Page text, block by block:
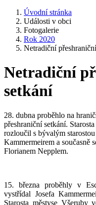
Úvodní stránka
Události v obci
Fotogalerie
Rok 2020
Netradiční
Netradiční
setkání
28. dubna proběhlo na
přeshraniční setkání.
rozloučil s bývalým
Kammermeirem a současně
Florianem Nepplem.
15. března proběhly v
vystřídal Josefa
Starosta městyse Všeruby